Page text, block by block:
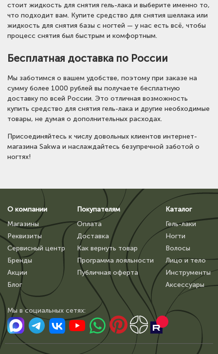
стоит жидкость для снятия гель-лака и выберите именно то,
что подходит вам. Купите средство для снятия шеллака или
жидкость для снятия базы с ногтей — у нас есть всё, чтобы
процесс снятия был быстрым и комфортным.
Бесплатная доставка по России
Мы заботимся о вашем удобстве, поэтому при заказе на
сумму более 1000 рублей вы получаете бесплатную
доставку по всей России. Это отличная возможность
купить средство для снятия гель-лака и другие необходимые
товары, не думая о дополнительных расходах.
Присоединяйтесь к числу довольных клиентов интернет-
магазина Sakwa и наслаждайтесь безупречной заботой о
ногтях!
О компании
Магазины
Реквизиты
Сервисный центр
Бренды
Акции
Блог
Покупателям
Оплата
Доставка
Как вернуть товар
Программа лояльности
Публичная оферта
Каталог
Гель-лаки
Ногти
Волосы
Лицо и тело
Инструменты
Аксессуары
Мы в сoциальных сетях: